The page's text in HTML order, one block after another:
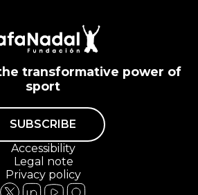
transformative power of
sport
SUBSCRIBE
Accessibility
Legal note
Privacy policy